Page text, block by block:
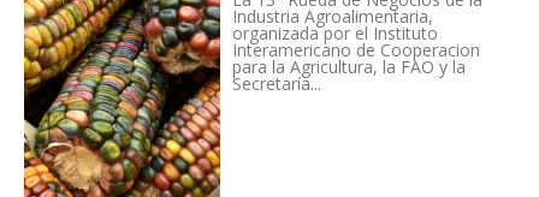
Industria Agroalimentaria,
organizada por el Instituto
Interamericano de Cooperacion
para la Agricultura, la FAO y la
Secretaría...